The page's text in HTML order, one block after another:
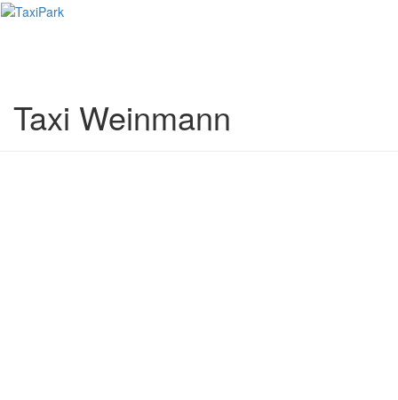
Taxi Weinmann